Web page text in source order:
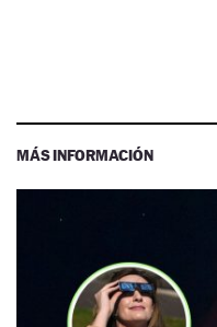
MÁS INFORMACIÓN